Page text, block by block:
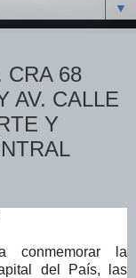
▼
CRA 68
AV. CALLE
Y
conmemorar la
del País, las